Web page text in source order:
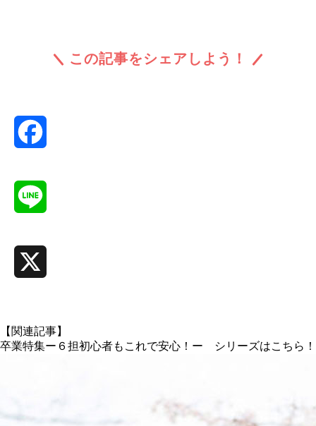
この記事をシェアしよう！
【関連記事】
卒業特集ー６担初心者もこれで安心！ー シリーズはこちら！